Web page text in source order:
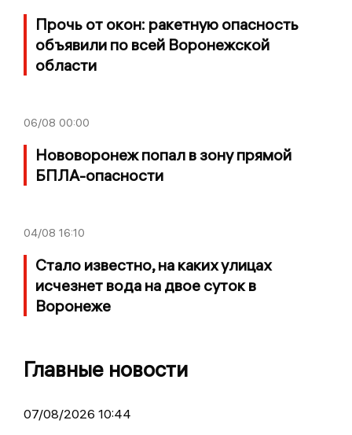
Прочь от окон: ракетную опасность
объявили по всей Воронежской
области
06/08 00:00
Нововоронеж попал в зону прямой
БПЛА-опасности
04/08 16:10
Стало известно, на каких улицах
исчезнет вода на двое суток в
Воронеже
Главные новости
07/08/2026 10:44